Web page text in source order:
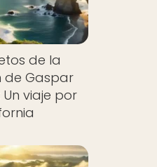
de la
de Gaspar
viaje por